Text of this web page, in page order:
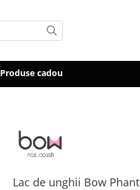
Produse cadou
Lac de unghii Bow